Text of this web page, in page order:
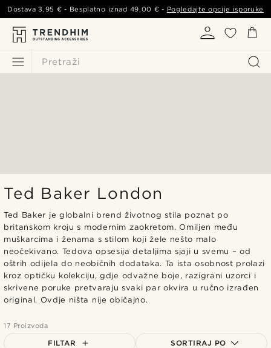
Pretraži
Dostava3,95 € - Besplatno iznad 49,00 € - Pogledajte opcije isporuke
Ted Baker London
Ted Baker je globalni brend životnog stila poznat po
britanskom kroju s modernim zaokretom. Omiljen među
muškarcima i ženama s stilom koji žele nešto malo
neočekivano. Tedova opsesija detaljima sjaji u svemu – od
oštrih odijela do neobičnih dodataka. Ta ista osobnost prolazi
kroz optičku kolekciju, gdje odvažne boje, razigrani uzorci i
skrivene poruke pretvaraju svaki par okvira u ručno izrađen
original. Ovdje ništa nije običajno.
17 Proizvoda
FILTAR SORTIRAJ PO